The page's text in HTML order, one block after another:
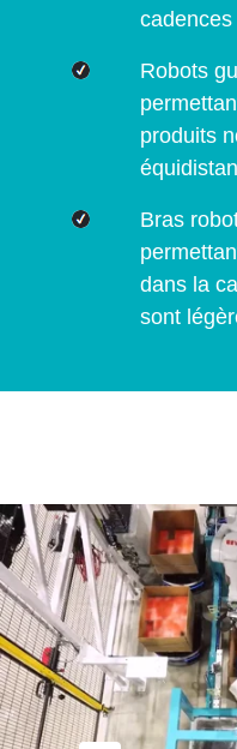
Robots
produits
Bras
dans la
sont